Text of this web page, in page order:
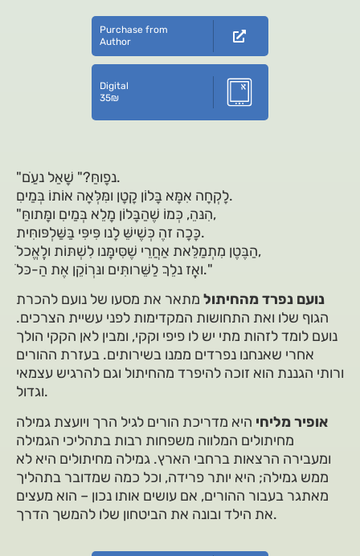
Purchase from
Author
Digital
35₪
"נפָוחַּ?" שָׁאַל נעַֹם.
לָקְחָה אִמָּא בָּלוֹן קָטָן ומִּלְּאָה אוֹתוֹ בְּמַיםִ.
"הִנּהֵ, כְּמוֹ שֶׁהַבָּלוֹן מָלֵא בְּמַיםִ ומָּתוחַּ,
כָּּכָה זהֶ כְּשֶׁישֵּׁ לָנו פִּיפִּי בַּשַּׁלְפּוחִּית.
הַבֶּטֶן מִתְמַלֵּאת אַחֲרֵי שֶׁסִּימְַּנו לִשְׁתּוֹת ולְֶאֱכלֹ,
ואְָז נלֵךֵֵ לַשֵּׁרותִּים ונּרְוֹקֵן אֶת הַ-כּלֹ."
נועם נפרד מהחיתול מתאר את מסעו של נועם להכרת
הגוף שלו ואת התחושות המקדימות לפני עשיית הצרכים.
נועם לומד לזהות מתי יש לו פיפי וקקי, ומבין לאן הקקי הולך
אחרי שאנחנו נפרדים ממנו בשירותים. בעזרת ההורים
ורותי הגננת הוא זוכה להיפרד מהחיתול וגם להרגיש עצמאי
וגדול.
אופיר מליחי היא מדריכת הורים לגיל הרך ויועצת גמילה
מחיתולים המלווה משפחות רבות בתהליכי הגמילה
ומעבירה הרצאות ברחבי הארץ. גמילה מחיתולים היא לא
ממש גמילה; היא יותר פרידה, וכל כמה שמדובר בתהליך
מאתגר בעבור ההורים, אם עושים אותו נכון – הוא מעצים
את הילד ובונה את הביטחון שלו להמשך הדרך.